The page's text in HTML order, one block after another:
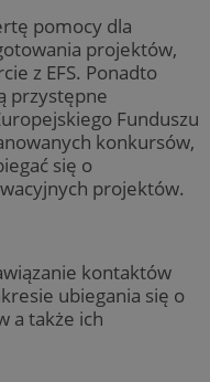
pomocy dla
projektów,
z EFS. Ponadto
przystępne
Funduszu
konkursów,
się o
projektów.
kontaktów
ubiegania się o
a także ich